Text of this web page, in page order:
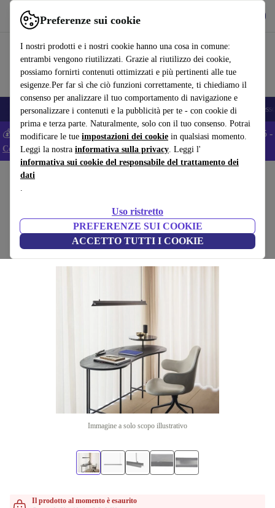
Preferenze sui cookie
I nostri prodotti e i nostri cookie hanno una cosa in comune:
entrambi vengono riutilizzati. Grazie al riutilizzo dei cookie,
possiamo fornirti contenuti ottimizzati e più pertinenti alle tue
esigenze.Per far sì che ciò funzioni correttamente, ti chiediamo il
consenso per analizzare il tuo comportamento di navigazione e
personalizzare i contenuti e la pubblicità per te - con cookie di
prima e terza parte. Naturalmente, solo con il tuo consenso. Potrai
modificare le tue impostazioni dei cookie in qualsiasi momento.
Leggi la nostra informativa sulla privacy. Leggi l'
informativa sui cookie del responsabile del trattamento dei
dati
.
Uso ristretto
PREFERENZE SUI COOKIE
ACCETTO TUTTI I COOKIE
Usa refurbed in modo rapido e semplice
🎒 Back to school Smartphone Portatili Tablet Smartwatch
💰 Extra -5% su tutti gli smartphone Android - Codice: ANDROID5 -
Condizioni
Home
Fornell ABF1 lampada a sospensione nero
nero
(Raccolta recensioni)
Immagine a solo scopo illustrativo
Il prodotto al momento è esaurito